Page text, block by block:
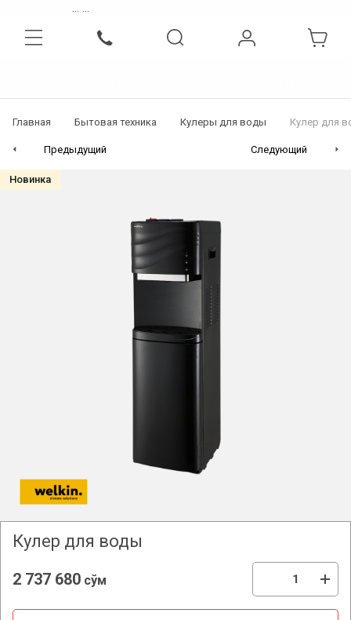
... ...
Главная Бытовая техника Кулеры для воды Кулер для
Предыдущий Следующий
Новинка
Кулер для воды
2 737 680 сўм